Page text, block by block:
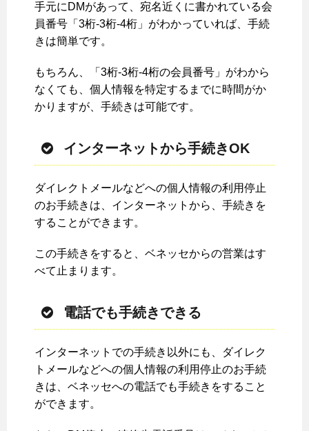
手元にDMがあって、宛名近くに書かれている会
員番号「3桁-3桁-4桁」がわかっていれば、手続
きは簡単です。
もちろん、「3桁-3桁-4桁の会員番号」がわから
なくても、個人情報を特定するまでに時間がか
かりますが、手続きは可能です。
インターネットから手続きOK
ダイレクトメールなどへの個人情報の利用停止
のお手続きは、インターネットから、手続きを
することができます。
この手続きをすると、ベネッセからの営業はす
べて止まります。
電話でも手続きできる
インターネットでの手続き以外にも、ダイレク
トメールなどへの個人情報の利用停止のお手続
きは、ベネッセへの電話でも手続きをすること
ができます。